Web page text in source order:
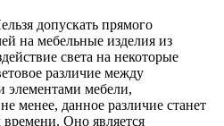
допускать прямого
на мебельные изделия из
света на некоторые
различие между
элементами мебели,
менее, данное различие станет
Оно является